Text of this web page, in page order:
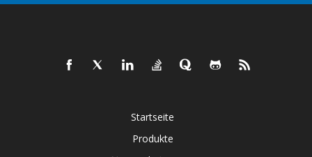
Startseite
Produkte